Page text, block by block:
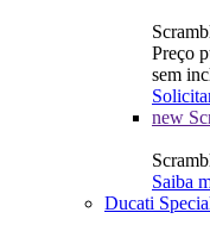
Preço
sem
new
Saiba
Ducati